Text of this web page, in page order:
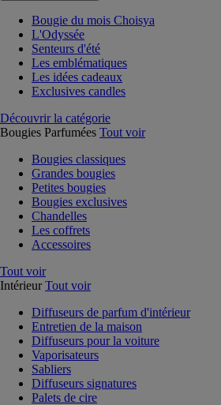
Bougie du mois Choisya
L'Odyssée
Senteurs d'été
Les emblématiques
Les idées cadeaux
Exclusives candles
Découvrir la catégorie
Bougies Parfumées Tout voir
Bougies classiques
Grandes bougies
Petites bougies
Bougies exclusives
Chandelles
Les coffrets
Accessoires
Tout voir
Intérieur Tout voir
Diffuseurs de parfum d'intérieur
Entretien de la maison
Diffuseurs pour la voiture
Vaporisateurs
Sabliers
Diffuseurs signatures
Palets de cire